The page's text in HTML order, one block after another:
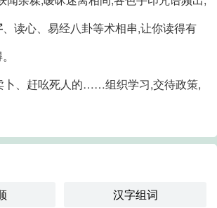
、读心、易经八卦等术相串,让你读得有
卜、赶吆死人的……组织学习,交待政策,
汉字组词